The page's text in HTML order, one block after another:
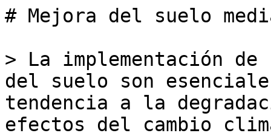
# Mejora del suelo
> La implementación
del suelo son
tendencia a la
efectos del cambio